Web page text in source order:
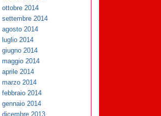
ottobre 2014
settembre 2014
agosto 2014
luglio 2014
giugno 2014
maggio 2014
aprile 2014
marzo 2014
febbraio 2014
gennaio 2014
dicembre 2013